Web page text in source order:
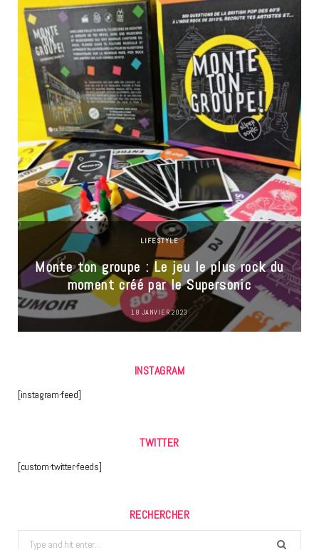
LIFESTYLE
Monte ton groupe : Le jeu le plus rock du
moment créé par le Supersonic
18 JANVIER 2023
INSTAGRAM
[instagram-feed]
TWITTER
[custom-twitter-feeds]
RECHERCHER
Search